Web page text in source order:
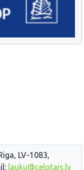
LV-1083,
lauku@celotajs.lv